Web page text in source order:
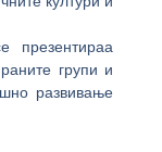
презентираа
групи и
развивање